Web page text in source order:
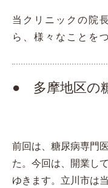
当クリニックの院
ら、様々なことを
● 多摩地区の
前回は、糖尿病専門
た。今回は、開業し
ゆきます。立川市は